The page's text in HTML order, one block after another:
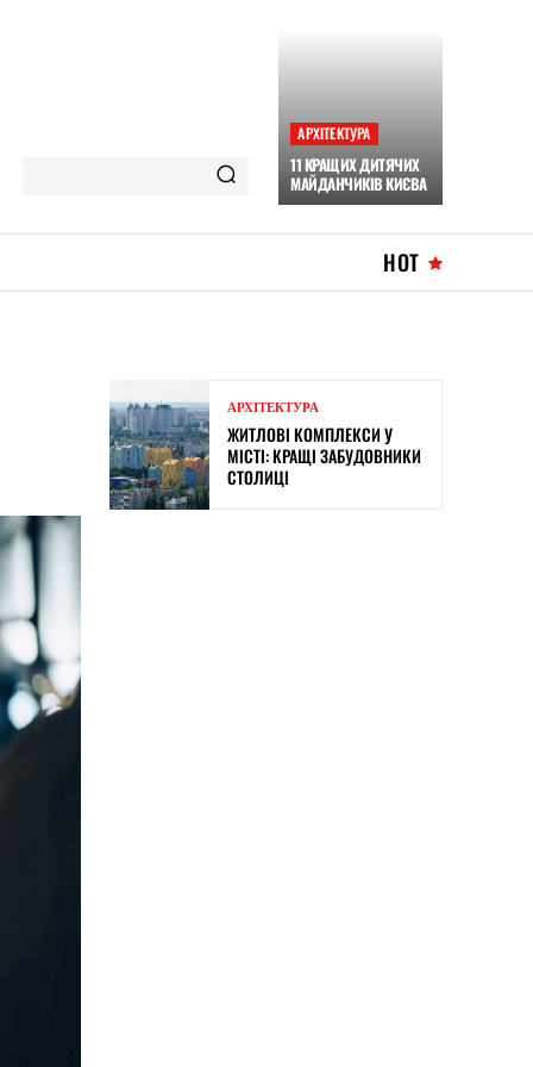
АРХІТЕКТУРА
11 КРАЩИХ ДИТЯЧИХ
МАЙДАНЧИКІВ КИЄВА
HOT
АРХІТЕКТУРА
ЖИТЛОВІ КОМПЛЕКСИ У
МІСТІ: КРАЩІ ЗАБУДОВНИКИ
СТОЛИЦІ